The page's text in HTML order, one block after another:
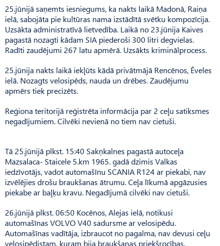
25.jūnijā saņemts iesniegums, ka nakts laikā Madonā, Raiņa
ielā, sabojāta pie kultūras nama izstādītā svētku kompozīcija.
Uzsākta administratīvā lietvedība. Laikā no 23.jūnija Kaives
pagastā nozagti kādam SIA piederoši 300 litri degvielas.
Radīti zaudējumi 267 latu apmērā. Uzsākts kriminālprocess.
25.jūnija nakts laikā iekļūts kādā privātmājā Rencēnos, Ēveles
ielā. Nozagts velosipēds, nauda un drēbes. Zaudējumu
apmērs tiek precizēts.
Reģiona teritorijā reģistrēta informācija par 2 ceļu satiksmes
negadījumiem. Cilvēki nevienā no tiem nav cietuši.
Tā 25.jūnijā plkst. 15:40 Sakņkalnes pagastā autoceļa
Mazsalaca- Staicele 5.km 1965. gadā dzimis Valkas
iedzīvotājs, vadot automašīnu SCANIA R124 ar piekabi, nav
izvēlējies drošu braukšanas ātrumu. Ceļa līkumā apgāzusies
piekabe ar baļķu kravu. Negadījumā cilvēki nav cietuši.
26.jūnijā plkst. 06:50 Kocēnos, Alejas ielā, notikusi
automašīnas VOLVO V40 sadursme ar velosipēdu.
Automašīnas vadītāja, izbraucot no pagalma, nav devusi ceļu
velosipēdistam, kuram bija braukšanas priekšrocības.